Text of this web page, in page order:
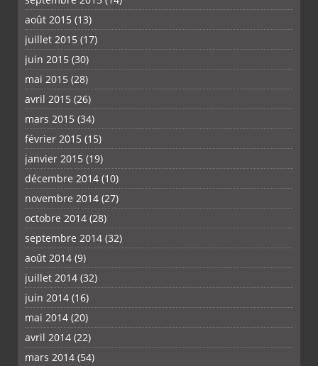
août 2015 (13)
juillet 2015 (17)
juin 2015 (30)
mai 2015 (28)
avril 2015 (26)
mars 2015 (34)
février 2015 (15)
janvier 2015 (19)
décembre 2014 (10)
novembre 2014 (27)
octobre 2014 (28)
septembre 2014 (32)
août 2014 (9)
juillet 2014 (32)
juin 2014 (16)
mai 2014 (20)
avril 2014 (22)
mars 2014 (54)